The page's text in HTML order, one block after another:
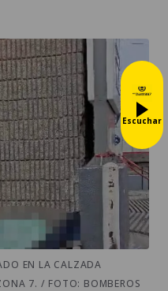
EN LA CALZADA
7. / FOTO: BOMBEROS
Escuchar